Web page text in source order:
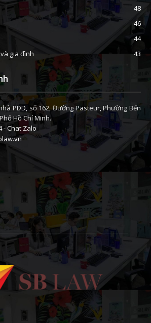
48
46
44
gia đình
43
PDD, số 162, Đường Pasteur, Phường Bến
Hồ Chí Minh.
-Chat Zalo